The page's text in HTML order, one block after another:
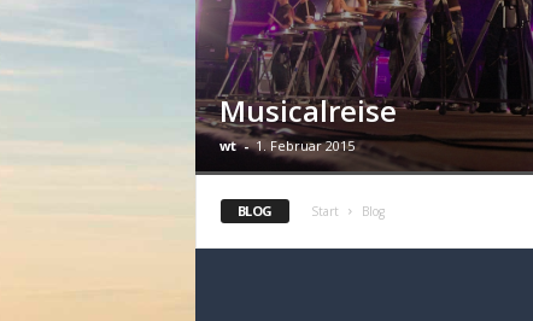
Musicalreise
wt - 1. Februar 2015
BLOG Start Blog